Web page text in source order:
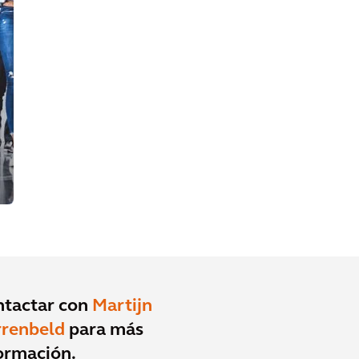
con Martijn
para más